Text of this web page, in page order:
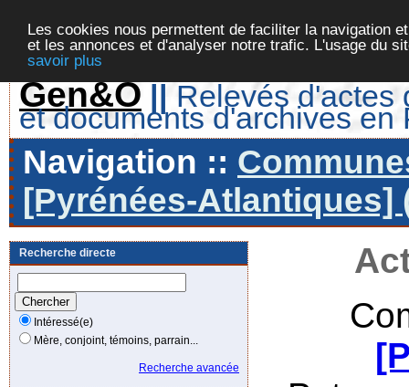
Les cookies nous permettent de faciliter la navigation
et les annonces et d'analyser notre trafic. L'usage du
savoir plus
Gen&O || Relevés d'actes
et documents d'archives en
Navigation ::
[Pyrénées-Atlantiques]
Recherche directe
Intéressé(e)
Mère, conjoint, témoins, parrain...
Recherche avancée